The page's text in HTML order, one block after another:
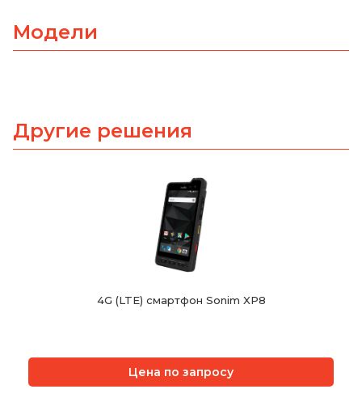
Модели
Другие решения
4G (LTE) смартфон Sonim XP8
Цена по запросу